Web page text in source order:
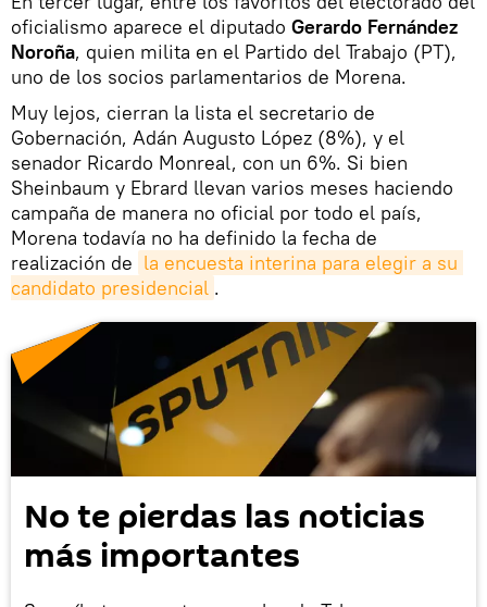
oficialismo aparece el diputado Gerardo Fernández
Noroña, quien milita en el Partido del Trabajo (PT),
uno de los socios parlamentarios de Morena.
Muy lejos, cierran la lista el secretario de
Gobernación, Adán Augusto López (8%), y el
senador Ricardo Monreal, con un 6%. Si bien
Sheinbaum y Ebrard llevan varios meses haciendo
campaña de manera no oficial por todo el país,
Morena todavía no ha definido la fecha de
realización de la encuesta interina para elegir a su
candidato presidencial .
No te pierdas las noticias
más importantes